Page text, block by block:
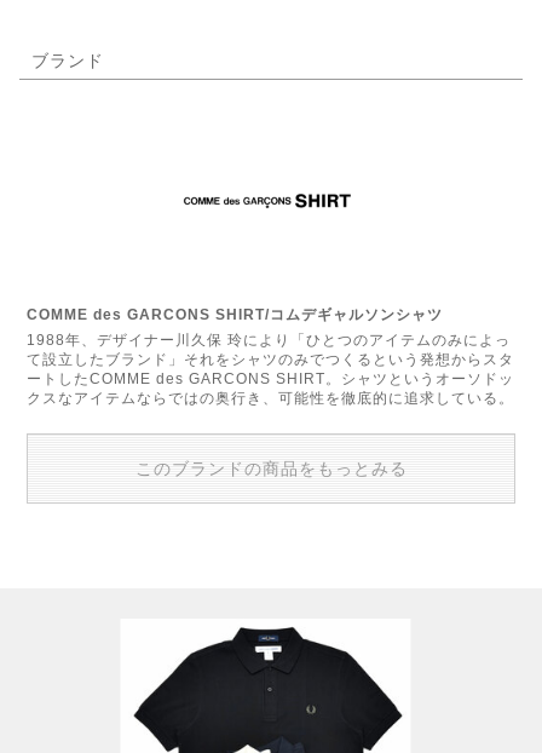
ブランド
COMME des GARCONS SHIRT/コムデギャルソンシャツ
1988年、デザイナー川久保 玲により「ひとつのアイテムのみによっ
て設立したブランド」それをシャツのみでつくるという発想からスタ
ートしたCOMME des GARCONS SHIRT。シャツというオーソドッ
クスなアイテムならではの奥行き、可能性を徹底的に追求している。
このブランドの商品をもっとみる